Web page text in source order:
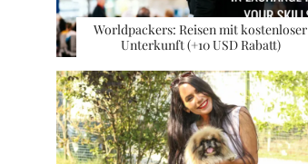
Worldpackers: Reisen mit kostenloser
Unterkunft (+10 USD Rabatt)